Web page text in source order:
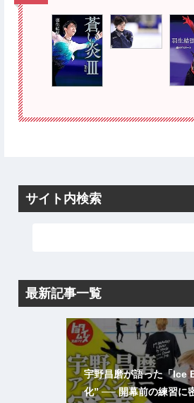
サイト内検索
最新記事一覧
宇野昌磨が語った「Ice
化” ── 開幕前の練習